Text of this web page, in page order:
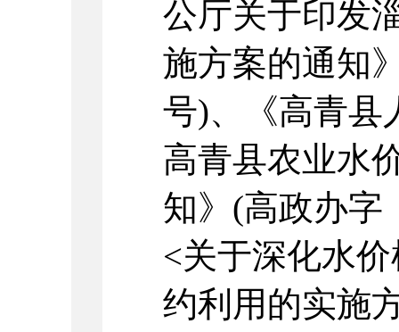
公厅关于印发
施方案的通知
号)、《高青县
高青县农业水
知》(高政办字
<关于深化水
约利用的实施